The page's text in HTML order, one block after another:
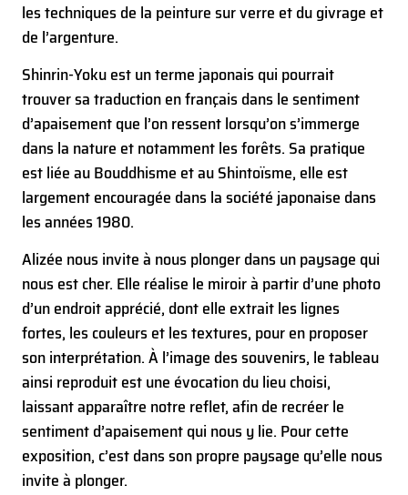
les techniques de la peinture sur verre et du givrage et
de l’argenture.
Shinrin-Yoku est un terme japonais qui pourrait
trouver sa traduction en français dans le sentiment
d’apaisement que l’on ressent lorsqu’on s’immerge
dans la nature et notamment les forêts. Sa pratique
est liée au Bouddhisme et au Shintoïsme, elle est
largement encouragée dans la société japonaise dans
les années 1980.
Alizée nous invite à nous plonger dans un paysage qui
nous est cher. Elle réalise le miroir à partir d’une photo
d’un endroit apprécié, dont elle extrait les lignes
fortes, les couleurs et les textures, pour en proposer
son interprétation. À l’image des souvenirs, le tableau
ainsi reproduit est une évocation du lieu choisi,
laissant apparaître notre reflet, afin de recréer le
sentiment d’apaisement qui nous y lie. Pour cette
exposition, c’est dans son propre paysage qu’elle nous
invite à plonger.